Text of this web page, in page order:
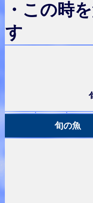
・この時
す
旬の魚